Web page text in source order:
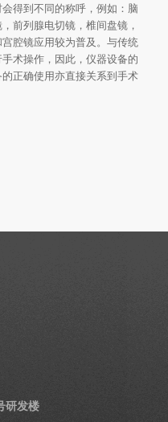
得到不同的称呼，例如：脑
前列腺电切镜，椎间盘镜，
腔镜应用较为普及。与传统
术操作，因此，仪器设备的
正确使用亦直接关系到手术
研发楼